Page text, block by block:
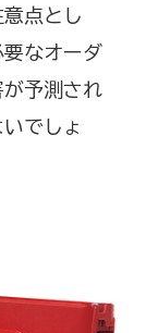
点とし
なオーダ
予測され
でしょ